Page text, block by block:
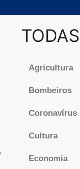
Agricultura
Bombeiros
Coronavírus
Cultura
Economia